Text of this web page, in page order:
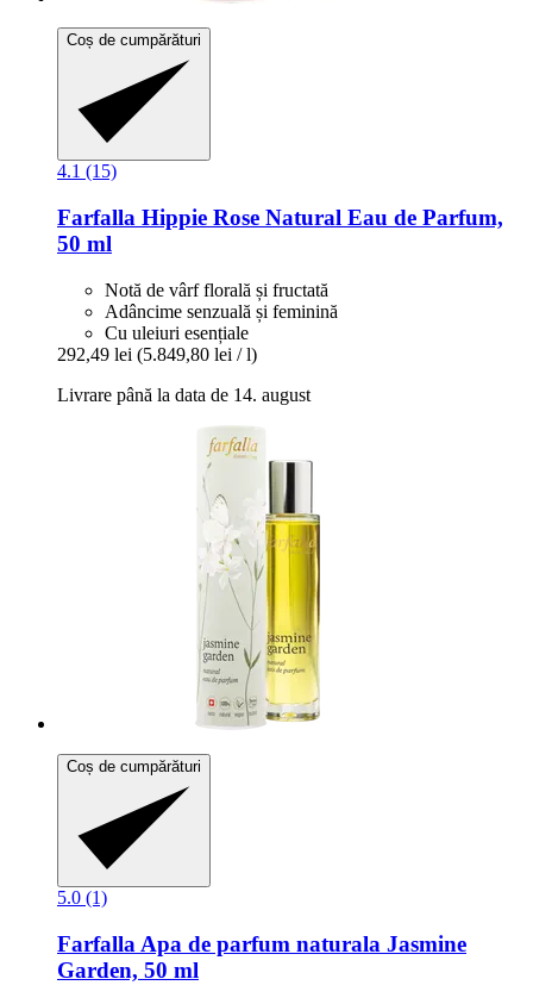
Coș de cumpărături
4.1 (15)
Farfalla Hippie Rose Natural Eau de Parfum,
50 ml
Notă de vârf florală și fructată
Adâncime senzuală și feminină
Cu uleiuri esențiale
292,49 lei (5.849,80 lei / l)
Livrare până la data de 14. august
Coș de cumpărături
5.0 (1)
Farfalla Apa de parfum naturala Jasmine
Garden, 50 ml